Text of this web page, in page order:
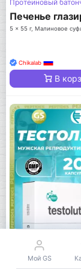
Протеиновый
Печенье
5 x 55 г, Малиновое
Chikalab
В
-18%Мой GS